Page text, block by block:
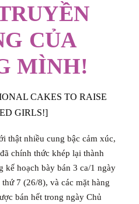
CỦA
MÌNH!
CAKES TO RAISE
GIRLS!]
thật nhiều cung bậc cảm xúc,
chính thức khép lại thành
kế hoạch bày bán 3 ca/1 ngày
7 (26/8), và các mặt hàng
bán hết trong ngày Chủ